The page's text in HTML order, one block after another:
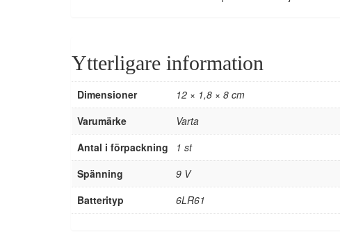
Ytterligare information
Dimensioner
12 × 1,8 × 8 cm
Varumärke
Varta
Antal i förpackning
1 st
Spänning
9 V
Batterityp
6LR61